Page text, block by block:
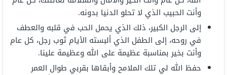
وأنت الحبيب الذي لا تحلو الدنيا بدونه.
إلى الرجل الكبير، ذلك الذي يحمل الحب في قلبه والعطف
في روحه، إلى الطفل الذي ألبسته الأيام ثوب رجل، كل عام
وأنت بخير بمناسبة عظيمة على الله وعظيمة علينا.
حفظ الله لي تلك الملامح وأبقاها بقربي طوال العمر